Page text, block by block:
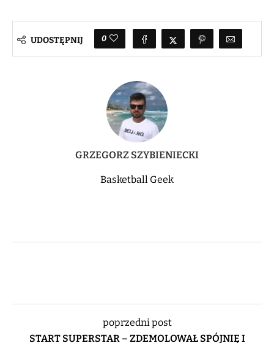
UDOSTĘPNIJ 0
GRZEGORZ SZYBIENIECKI
Basketball Geek
poprzedni post
START SUPERSTAR – ZDEMOLOWAŁ SPÓJNIĘ I